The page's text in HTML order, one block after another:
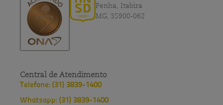
Penha, Itabira
MG, 35900-062
Central de Atendimento
Telefone: (31) 3839-1400
Whatsapp: (31) 3839-1400